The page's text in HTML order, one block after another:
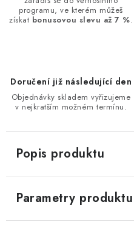
programu, ve kterém můžeš
získat bonusovou slevu až 7 %.
Doručení již následující den
Objednávky skladem vyřizujeme
v nejkratším možném termínu.
Popis produktu
Parametry produktu